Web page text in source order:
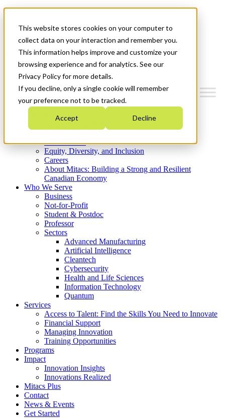
This website stores cookies on your computer to
collect data on your interaction and remember you.
This information helps improve and customize your
browsing experience and for analytics. See our
Privacy Policy for more details.
If you decline, only a single cookie will remember
your preference not to be tracked.
Accept Decline
News & Events
Get Started
Menu
Who We Are
Strategic Plan 2026-2030
What We Do
Equity, Diversity, and Inclusion
Careers
About Mitacs: Building a Strong and Resilient
Canadian Economy
Who We Serve
Business
Not-for-Profit
Student & Postdoc
Professor
Sectors
Advanced Manufacturing
Artificial Intelligence
Cleantech
Cybersecurity
Health and Life Sciences
Information Technology
Quantum
Services
Access to Talent: Find the Skills You Need to Innovate
Financial Support
Managing Innovation
Training Opportunities
Programs
Impact
Innovation Insights
Innovations Realized
Mitacs Plus
Contact
News & Events
Get Started